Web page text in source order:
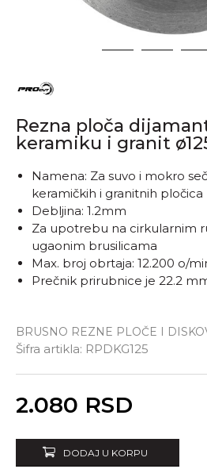
2 3 4
Rezna ploča
keramiku i granit
BRUSNO REZNE PLOČE I
Šifra artikla: RPDKG125
Namena: Za suvo i mokro
keramičkih i granitnih pločica
Debljina: 1.2mm
Za upotrebu na cirkularnim
ugaonim brusilicama
Max. broj obrtaja: 12.200 o/
Prečnik prirubnice je 22.2
2.080 RSD
DODAJ U KORPU